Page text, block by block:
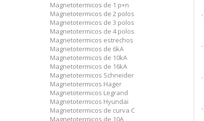
.
.
.
.
Magnetotermicos de 1 p+n
Magnetotermicos de 2 polos
Magnetotermicos de 3 polos
Magnetotermicos de 4 polos
Magnetotermicos estrechos
Magnetotermicos de 6kA
Magnetotermicos de 10kA
Magnetotermicos de 16kA
Magnetotermicos Schneider
Magnetotermicos Hager
Magnetotermicos Legrand
Magnetotermicos Hyundai
Magnetotermicos de curva C
Magnetotermicos de 10A